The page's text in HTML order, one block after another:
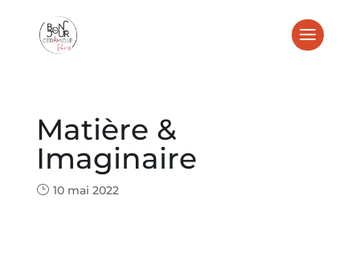
Matière &
Imaginaire
10 mai 2022